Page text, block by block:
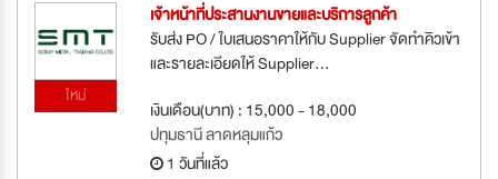
ใหม่
เจ้าหน้าที่ประสานงานขายและบริการลูกค้า
รับส่ง PO / ใบเสนอราคาให้กับ Supplier จัดทำคิวเข้า
และรายละเอียดให้ Supplier...
เงินเดือน(บาท) : 15,000 - 18,000
ปทุมธานี ลาดหลุมแก้ว
1 วันที่แล้ว